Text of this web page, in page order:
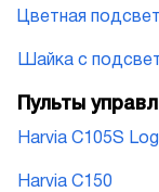
Цветная
Шайка с
Пульты
Harvia C105S
Harvia C150